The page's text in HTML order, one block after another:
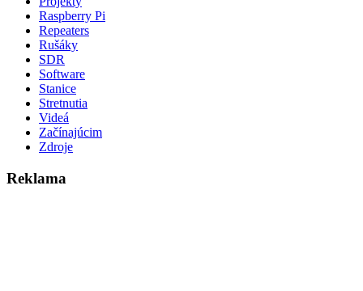
Raspberry Pi
Repeaters
Rušáky
SDR
Software
Stanice
Stretnutia
Videá
Začínajúcim
Zdroje
Reklama